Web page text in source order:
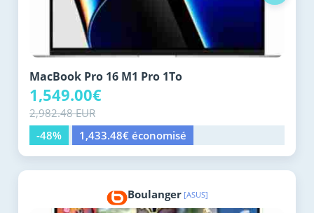
MacBook Pro 16 M1 Pro 1To
1,549.00€
2,982.48 EUR
-48%
1,433.48€ économisé
Boulanger [ASUS]